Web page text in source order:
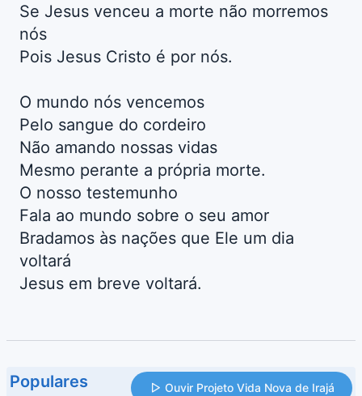
Se Jesus venceu a morte não morremos
nós
Pois Jesus Cristo é por nós.
O mundo nós vencemos
Pelo sangue do cordeiro
Não amando nossas vidas
Mesmo perante a própria morte.
O nosso testemunho
Fala ao mundo sobre o seu amor
Bradamos às nações que Ele um dia
voltará
Jesus em breve voltará.
Populares Ouvir Projeto Vida Nova de Irajá